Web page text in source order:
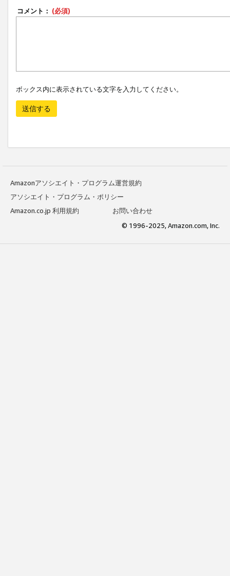
コメント： (必須)
ボックス内に表示されている文字を入力してください。
送信する
Amazonアソシエイト・プログラム運営規約
アソシエイト・プログラム・ポリシー
Amazon.co.jp 利用規約
お問い合わせ
© 1996-2025, Amazon.com, Inc.